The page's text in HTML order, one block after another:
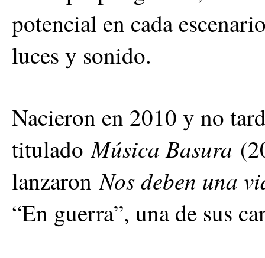
potencial en cada
luces y sonido.
Nacieron en 2010 y no
tituladoMúsica Basura
lanzaronNos deben una
“En guerra”, una de sus